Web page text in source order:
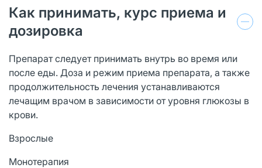
Как принимать, курс приема и
дозировка
Препарат следует принимать внутрь во время или
после еды. Доза и режим приема препарата, а также
продолжительность лечения устанавливаются
лечащим врачом в зависимости от уровня глюкозы в
крови.
Взрослые
Монотерапия